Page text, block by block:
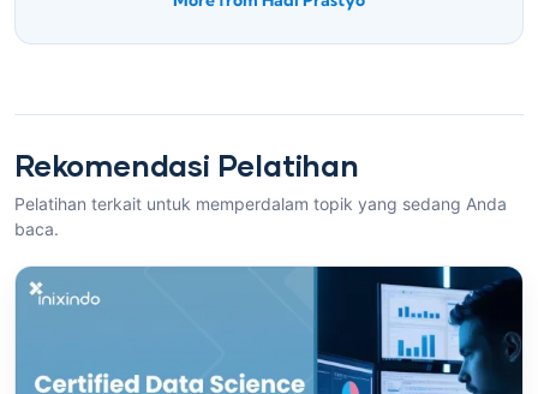
Pelatihan terkait untuk memperdalam topik yang sedang Anda